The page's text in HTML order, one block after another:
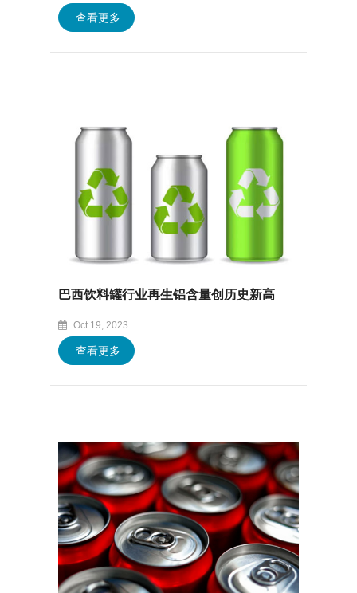
查看更多
巴西饮料罐行业再生铝含量创历史新高
Oct 19, 2023
查看更多